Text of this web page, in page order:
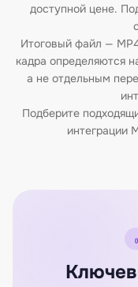
доступной цене.
Итоговый файл —
кадра определяются
а не отдельным
Подберите
интеграции